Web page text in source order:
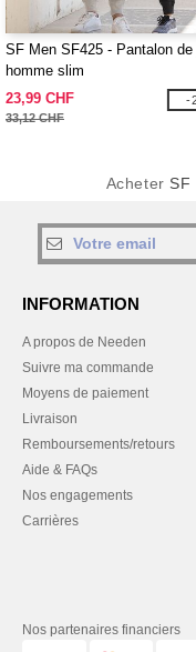
SF Men SF425 - Pantalon de
homme slim
23,99 CHF
33,12 CHF
-
Acheter SF
INFORMATION
A propos de Needen
Suivre ma commande
Moyens de paiement
Livraison
Remboursements/retours
Aide & FAQs
Nos engagements
Carrières
Nos partenaires financiers